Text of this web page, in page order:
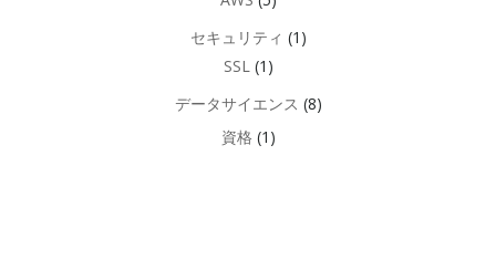
セキュリティ (1)
SSL (1)
データサイエンス (8)
資格 (1)